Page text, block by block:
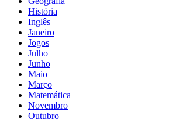
História
Inglês
Janeiro
Jogos
Julho
Junho
Maio
Março
Matemática
Novembro
Outubro